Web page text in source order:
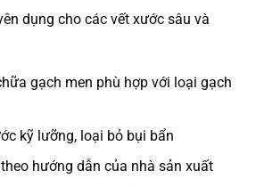
dụng cho các vết xước sâu và
gạch men phù hợp với loại gạch
kỹ lưỡng, loại bỏ bụi bẩn
hướng dẫn của nhà sản xuất